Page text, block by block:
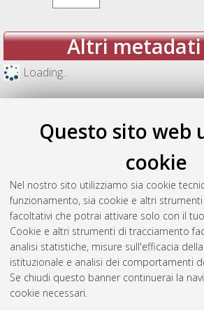
Questo sito web
cookie
Nel nostro sito utilizziamo sia cookie
funzionamento, sia cookie e altri
facoltativi che potrai attivare solo con il
Cookie e altri strumenti di tracciamento
analisi statistiche, misure sull'efficacia
istituzionale e analisi dei comportamenti
Se chiudi questo banner continuerai la
cookie necessari.
Altri metadati
Loading...
Gestione del